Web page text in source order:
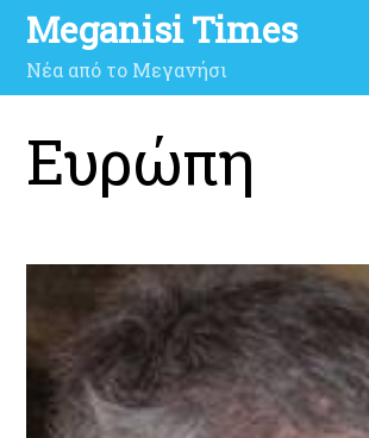
Meganisi Times
Νέα από το Μεγανήσι
Ευρώπη